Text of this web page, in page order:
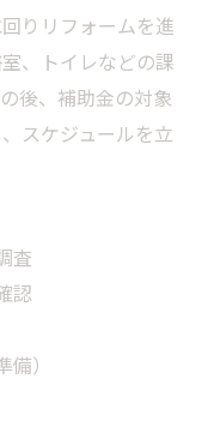
ンリフォーム事
た最新キッチ
手掛けた理想の
市のリフォー
フォーム成功
りリフォームを進
、トイレなどの課
後、補助金の対象
スケジュールを立
査
認
）